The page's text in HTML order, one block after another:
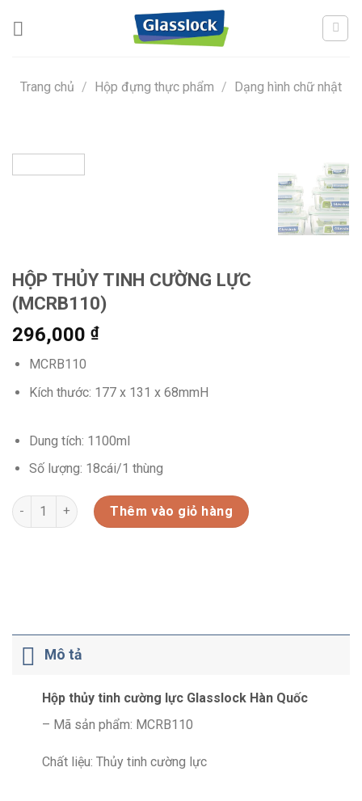
Trang chủ / Hộp đựng thực phẩm / Dạng hình chữ nhật
HỘP THỦY TINH CƯỜNG LỰC
(MCRB110)
296,000 ₫
MCRB110
Kích thước: 177 x 131 x 68mmH
Dung tích: 1100ml
Số lượng: 18cái/1 thùng
HỘP THỦY TINH CƯỜNG LỰC (MCRB110) số lượng
Thêm vào giỏ hàng
Mô tả
Hộp thủy tinh cường lực Glasslock Hàn Quốc
– Mã sản phẩm: MCRB110
Chất liệu: Thủy tinh cường lực